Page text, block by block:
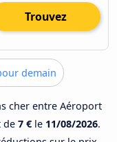
Trouvez
demain
cher entre Aéroport
de 7 € le 11/08/2026.